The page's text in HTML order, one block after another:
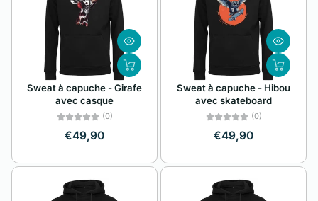
Date, de la plus
récente à la plus
Sweat à capuche - Girafe
avec casque
(0)
€49,90
Sweat à capuche - Hibou
avec skateboard
(0)
€49,90